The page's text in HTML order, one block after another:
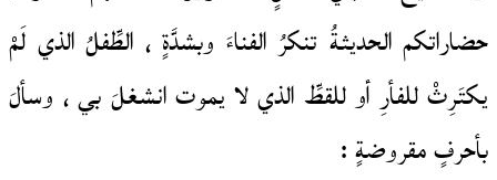
حضاراتكم الحديثةُ تنكرُ الفناءَ وبشدَّةٍ ، الطِّفلُ الذي لَمْ
يكتَرِثْ للفأرِ أو للقطِّ الذي لا يموت انشغلَ بي ، وسألَ
بأحرفٍ مقروضةٍ :